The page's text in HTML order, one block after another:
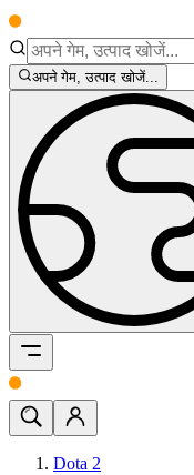
अपने गेम, उत्पाद खोजें...
Dota 2